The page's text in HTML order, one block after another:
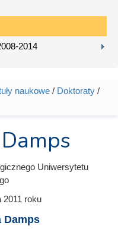
2014
naukowe / Doktoraty /
Uniwersytetu
2011 roku
Damps